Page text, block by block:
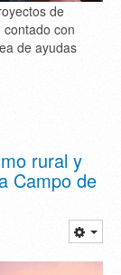
de
con
de ayudas
rural y
Campo de